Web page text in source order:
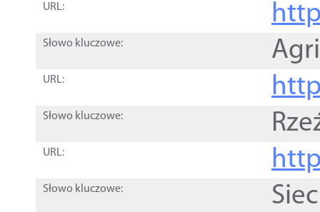
URL:
Słowo kluczowe:
URL:
Słowo kluczowe:
URL:
Słowo kluczowe: